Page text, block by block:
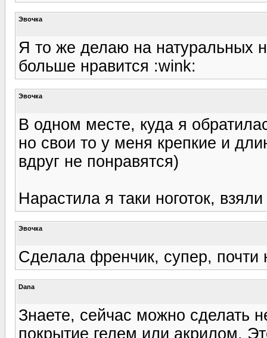
Эвочка
Я то же делаю на натуральных
больше нравится :wink:
Эвочка
В одном месте, куда я
но свои то у меня крепкие и
вдруг не понравятся)
Нарастила я таки ноготок,
Эвочка
Сделала френчик, супер, почти
Dana
Знаете, сейчас можно сделать
покрытие гелем или акрилом.